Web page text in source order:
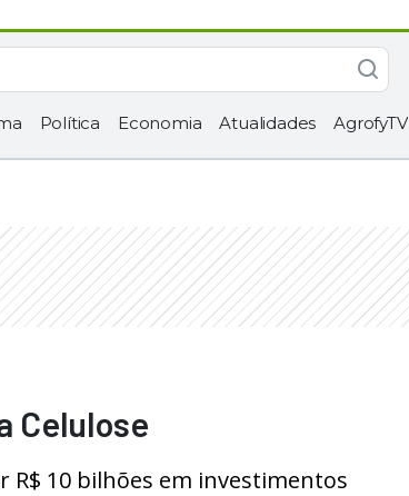
Política Economia Atualidades AgrofyTV
Celulose
R$ 10 bilhões em investimentos